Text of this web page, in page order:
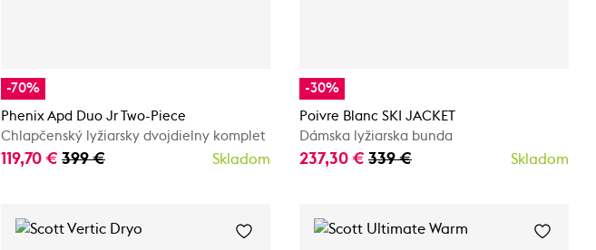
-70%
Phenix Apd Duo Jr Two-Piece
Chlapčenský lyžiarsky dvojdielny komplet
119,70 € 399 € Skladom
-30%
Poivre Blanc SKI JACKET
Dámska lyžiarska bunda
237,30 € 339 € Skladom